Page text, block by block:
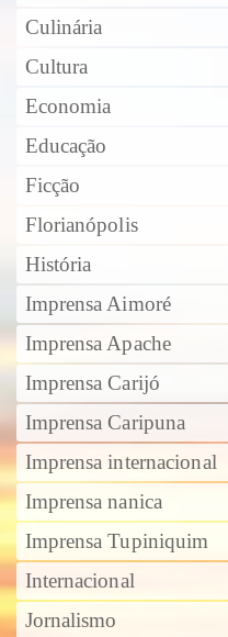
Culinária
Cultura
Economia
Educação
Ficção
Florianópolis
História
Imprensa Aimoré
Imprensa Apache
Imprensa Carijó
Imprensa Caripuna
Imprensa internacional
Imprensa nanica
Imprensa Tupiniquim
Internacional
Jornalismo